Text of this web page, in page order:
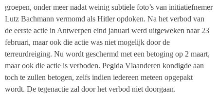
groepen, onder meer nadat weinig subtiele foto’s van initiatiefnemer
Lutz Bachmann vermomd als Hitler opdoken. Na het verbod van
de eerste actie in Antwerpen eind januari werd uitgeweken naar 23
februari, maar ook die actie was niet mogelijk door de
terreurdreiging. Nu wordt geschermd met een betoging op 2 maart,
maar ook die actie is verboden. Pegida Vlaanderen kondigde aan
toch te zullen betogen, zelfs indien iedereen meteen opgepakt
wordt. De tegenactie zal door het verbod niet doorgaan.